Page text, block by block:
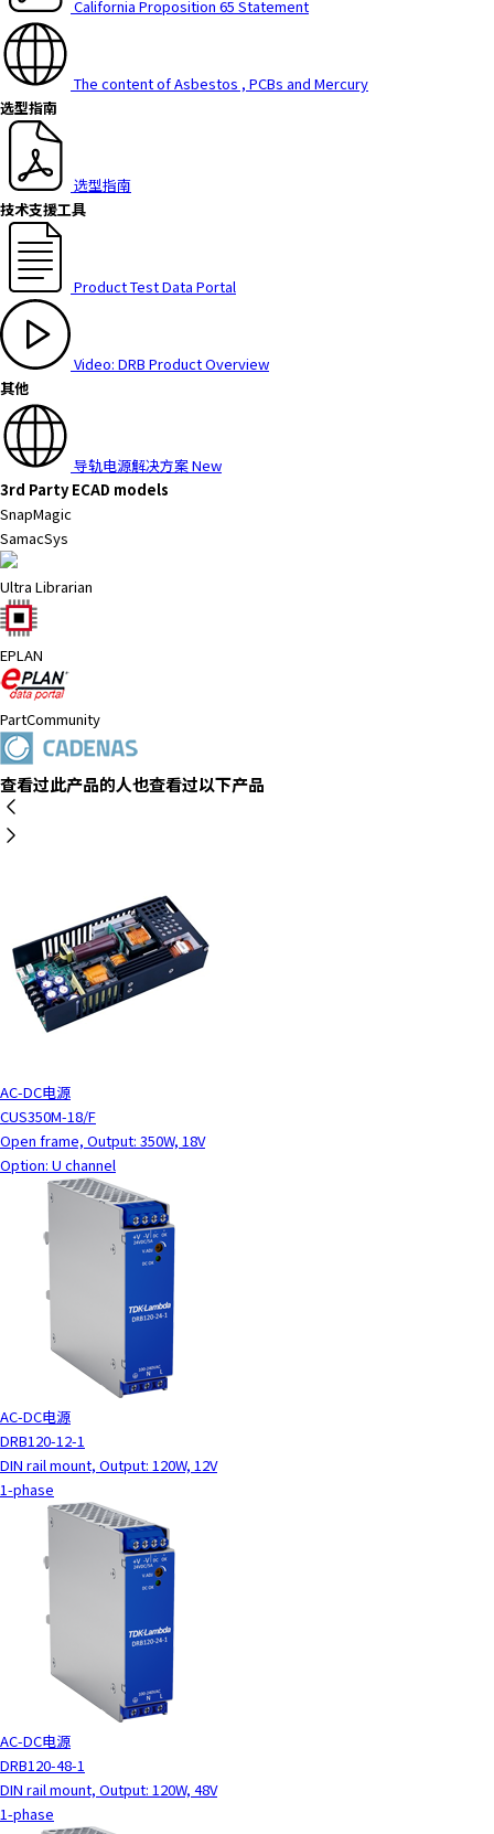
California Proposition 65 Statement
The content of Asbestos , PCBs and Mercury
选型指南
选型指南
技术支援工具
Product Test Data Portal
Video: DRB Product Overview
其他
导轨电源解决方案New
3rd Party ECAD models
SnapMagic
SamacSys
Ultra Librarian
EPLAN
PartCommunity
查看过此产品的人也查看过以下产品
AC-DC电源
CUS350M-18/F
Open frame, Output: 350W, 18V
Option: U channel
AC-DC电源
DRB120-12-1
DIN rail mount, Output: 120W, 12V
1-phase
AC-DC电源
DRB120-48-1
DIN rail mount, Output: 120W, 48V
1-phase